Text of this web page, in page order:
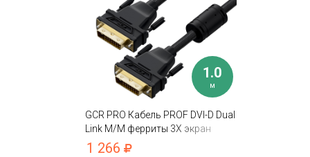
1.0
м
GCR PRO Кабель PROF DVI-D Dual
Link M/M ферриты 3Х экран
капрон
1 266